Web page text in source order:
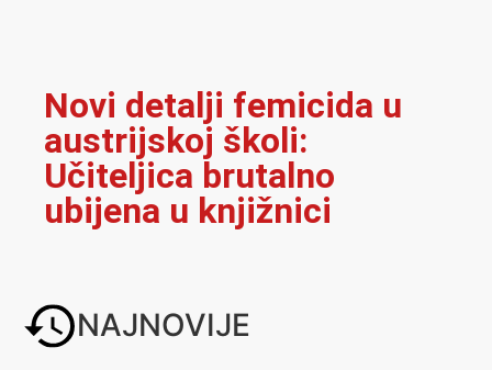
Novi detalji femicida u
austrijskoj školi:
Učiteljica brutalno
ubijena u knjižnici
NAJNOVIJE